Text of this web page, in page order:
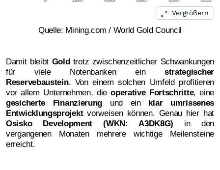
Vergrößern
Quelle: Mining.com / World Gold Council
Damit bleibt Goldtrotz zwischenzeitlicher Schwankungen
für viele Notenbanken ein strategischer
Reservebaustein. Von einem solchen Umfeld profitieren
vor allem Unternehmen, dieoperative Fortschritte, eine
gesicherte Finanzierung und ein klar umrissenes
Entwicklungsprojektvorweisen können. Genau hier hat
Osisko Development (WKN: A3DK8G) in den
vergangenen Monaten mehrere wichtige Meilensteine
erreicht.